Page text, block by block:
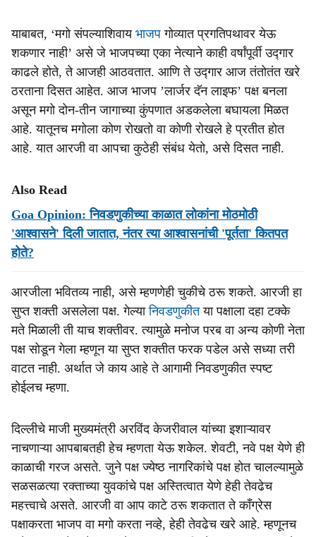
याबाबत, ‘मगो संपल्याशिवाय भाजपगोव्यात प्रगतिपथावर येऊ
शकणार नाही’ असे जे भाजपच्या एका नेत्याने काही वर्षांपूर्वी उद्गार
काढले होते, ते आजही आठवतात. आणि ते उद्गार आज तंतोतंत खरे
ठरताना दिसत आहेत. आज भाजप ’लार्जर दॅन लाइफ’ पक्ष बनला
असून मगो दोन-तीन जागाच्या कुंपणात अडकलेला बघायला मिळत
आहे. यातूनच मगोला कोण रोखतो वा कोणी रोखले हे प्रतीत होत
आहे. यात आरजी वा आपचा कुठेही संबंध येतो, असे दिसत नाही.
Also Read
Goa Opinion: निवडणुकीच्या काळात लोकांना मोठमोठी
'आश्वासने' दिली जातात, नंतर त्या आश्वासनांची 'पूर्तता' कितपत
होते?
आरजीला भवितव्य नाही, असे म्हणणेही चुकीचे ठरू शकते. आरजी हा
सुप्त शक्ती असलेला पक्ष. गेल्यानिवडणुकीतया पक्षाला दहा टक्के
मते मिळाली ती याच शक्तीवर. त्यामुळे मनोज परब वा अन्य कोणी नेता
पक्ष सोडून गेला म्हणून या सुप्त शक्तीत फरक पडेल असे सध्या तरी
वाटत नाही. अर्थात जे काय आहे ते आगामी निवडणुकीत स्पष्ट
होईलच म्हणा.
दिल्लीचे माजी मुख्यमंत्री अरविंद केजरीवाल यांच्या इशाऱ्यावर
नाचणाऱ्या आपबाबतही हेच म्हणता येऊ शकेल. शेवटी, नवे पक्ष येणे ही
काळाची गरज असते. जुने पक्ष ज्येष्ठ नागरिकांचे पक्ष होत चालल्यामुळे
सळसळत्या रक्ताच्या युवकांचे पक्ष अस्तित्वात येणे हेही तेवढेच
महत्त्वाचे असते. आरजी वा आप काटे ठरू शकतात ते कॉंग्रेस
पक्षाकरता भाजप वा मगो करता नव्हे, हेही तेवढेच खरे आहे. म्हणूनच